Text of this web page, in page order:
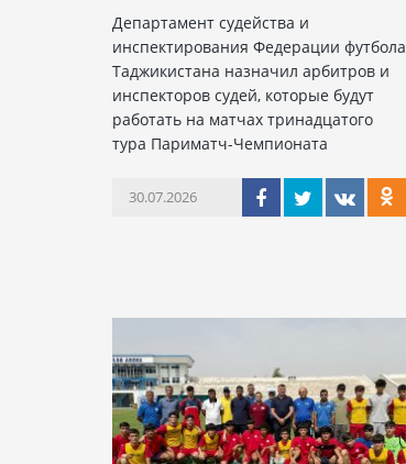
Департамент судейства и
инспектирования Федерации футбола
Таджикистана назначил арбитров и
инспекторов судей, которые будут
работать на матчах тринадцатого
тура Париматч-Чемпионата
30.07.2026